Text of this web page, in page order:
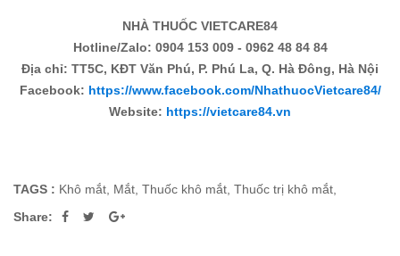
NHÀ THUỐC VIETCARE84
Hotline/Zalo: 0904 153 009 - 0962 48 84 84
Địa chỉ: TT5C, KĐT Văn Phú, P. Phú La, Q. Hà Đông, Hà Nội
Facebook: https://www.facebook.com/NhathuocVietcare84/
Website: https://vietcare84.vn
TAGS : Khô mắt Mắt Thuốc khô mắt Thuốc trị khô mắt
Share: